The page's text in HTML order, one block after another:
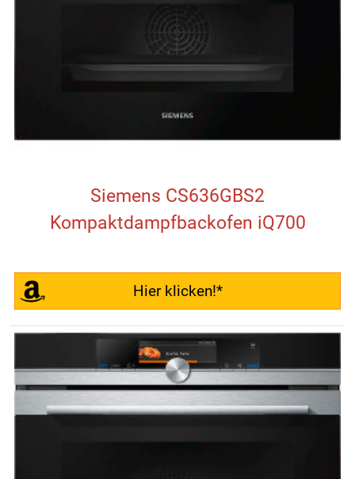
Siemens CS636GBS2
Kompaktdampfbackofen iQ700
Hier klicken!*